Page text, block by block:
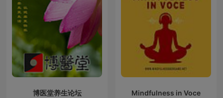
博医堂养生论坛 Mindfulness in Voce